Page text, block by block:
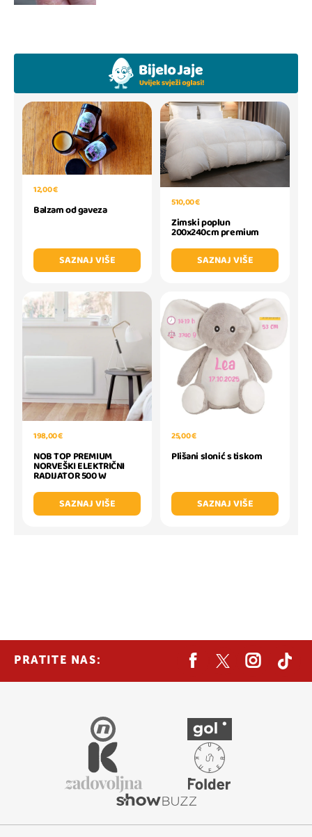
12,00 €
Balzam od gaveza
SAZNAJ VIŠE
510,00 €
Zimski poplun
200x240cm premium
SAZNAJ VIŠE
198,00 €
NOB TOP PREMIUM
NORVEŠKI ELEKTRIČNI
RADIJATOR 500 W
SAZNAJ VIŠE
25,00 €
Plišani slonić s tiskom
SAZNAJ VIŠE
PRATITE NAS: